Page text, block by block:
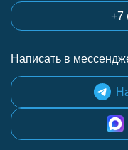
+7
Написать в